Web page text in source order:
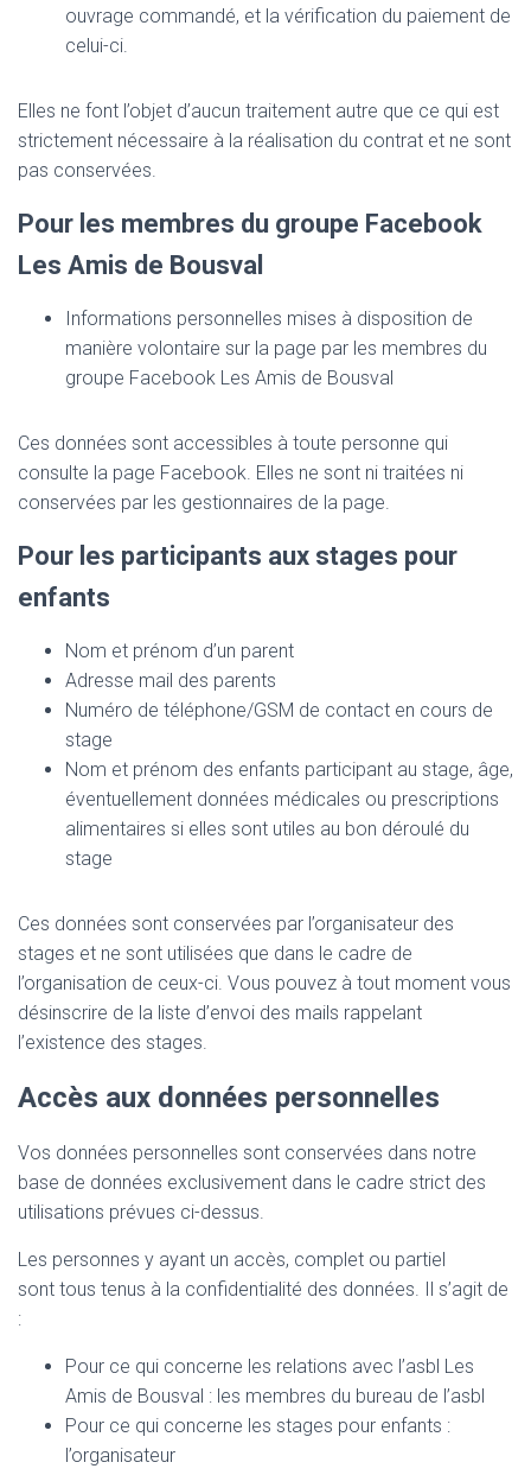
ouvrage commandé, et la vérification du paiement de
celui-ci.
Elles ne font l’objet d’aucun traitement autre que ce qui est
strictement nécessaire à la réalisation du contrat et ne sont
pas conservées.
Pour les membres du groupe Facebook
Les Amis de Bousval
Informations personnelles mises à disposition de
manière volontaire sur la page par les membres du
groupe Facebook Les Amis de Bousval
Ces données sont accessibles à toute personne qui
consulte la page Facebook. Elles ne sont ni traitées ni
conservées par les gestionnaires de la page.
Pour les participants aux stages pour
enfants
Nom et prénom d’un parent
Adresse mail des parents
Numéro de téléphone/GSM de contact en cours de
stage
Nom et prénom des enfants participant au stage, âge,
éventuellement données médicales ou prescriptions
alimentaires si elles sont utiles au bon déroulé du
stage
Ces données sont conservées par l’organisateur des
stages et ne sont utilisées que dans le cadre de
l’organisation de ceux-ci. Vous pouvez à tout moment vous
désinscrire de la liste d’envoi des mails rappelant
l’existence des stages.
Accès aux données personnelles
Vos données personnelles sont conservées dans notre
base de données exclusivement dans le cadre strict des
utilisations prévues ci-dessus.
Les personnes y ayant un accès, complet ou partiel
sont tous tenus à la confidentialité des données. Il s’agit de
:
Pour ce qui concerne les relations avec l’asbl Les
Amis de Bousval : les membres du bureau de l’asbl
Pour ce qui concerne les stages pour enfants :
l’organisateur